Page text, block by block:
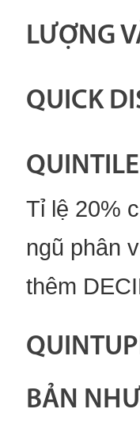
LƯỢNG
QUICK
Tỉ lệ 20%
ngũ phân
thêm
BẢN